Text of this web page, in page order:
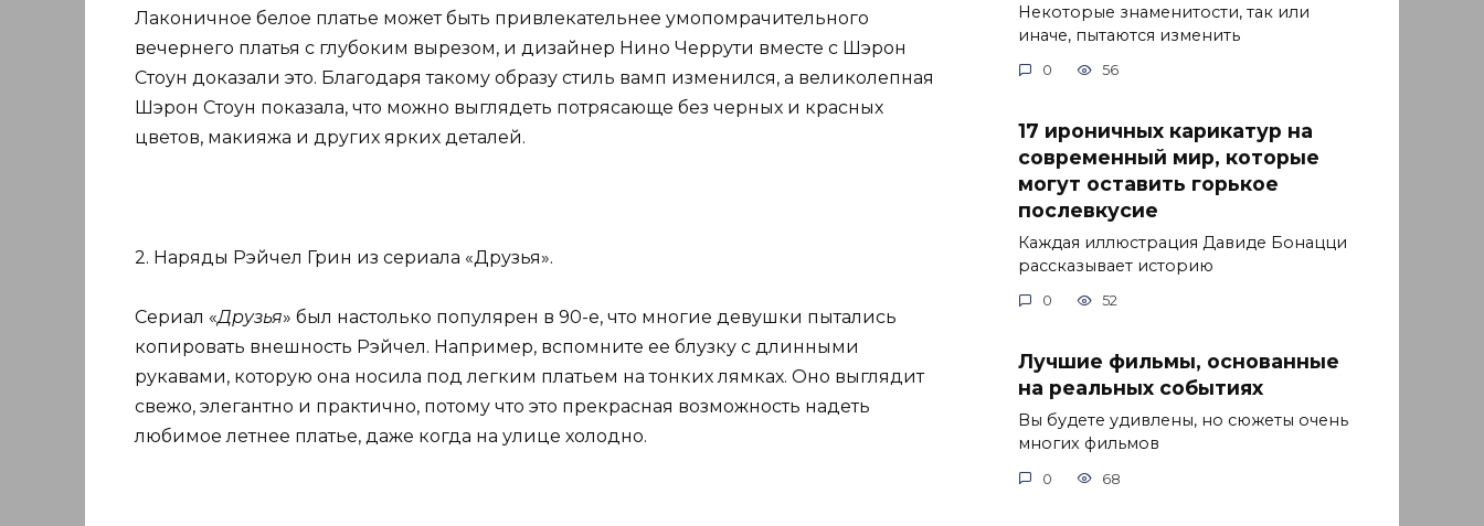
Лаконичное белое платье может быть привлекательнее умопомрачительного
вечернего платья с глубоким вырезом, и дизайнер Нино Черрути вместе с Шэрон
Стоун доказали это. Благодаря такому образу стиль вамп изменился, а великолепная
Шэрон Стоун показала, что можно выглядеть потрясающе без черных и красных
цветов, макияжа и других ярких деталей.
2. Наряды Рэйчел Грин из сериала «Друзья».
Сериал «Друзья» был настолько популярен в 90-е, что многие девушки пытались
копировать внешность Рэйчел. Например, вспомните ее блузку с длинными
рукавами, которую она носила под легким платьем на тонких лямках. Оно выглядит
свежо, элегантно и практично, потому что это прекрасная возможность надеть
любимое летнее платье, даже когда на улице холодно.
Некоторые знаменитости, так или
иначе, пытаются изменить
0 56
17 ироничных карикатур на
современный мир, которые
могут оставить горькое
послевкусие
Каждая иллюстрация Давиде Бонацци
рассказывает историю
0 52
Лучшие фильмы, основанные
на реальных событиях
Вы будете удивлены, но сюжеты очень
многих фильмов
0 68